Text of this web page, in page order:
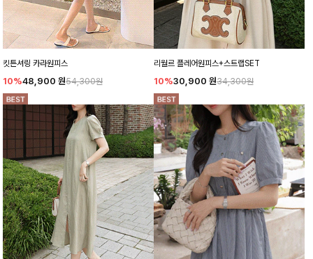
킷튼셔링 카라원피스
10%48,900 원54,300원
리월르 플레어원피스+스트랩SET
10%30,900 원34,300원